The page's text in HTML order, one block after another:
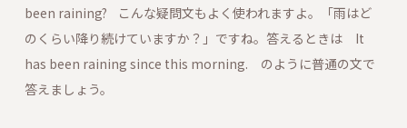
been raining? こんな疑問文もよく使われますよ。「雨はど
のくらい降り続けていますか？」ですね。答えるときは It
has been raining since this morning. のように普通の文で
答えましょう。